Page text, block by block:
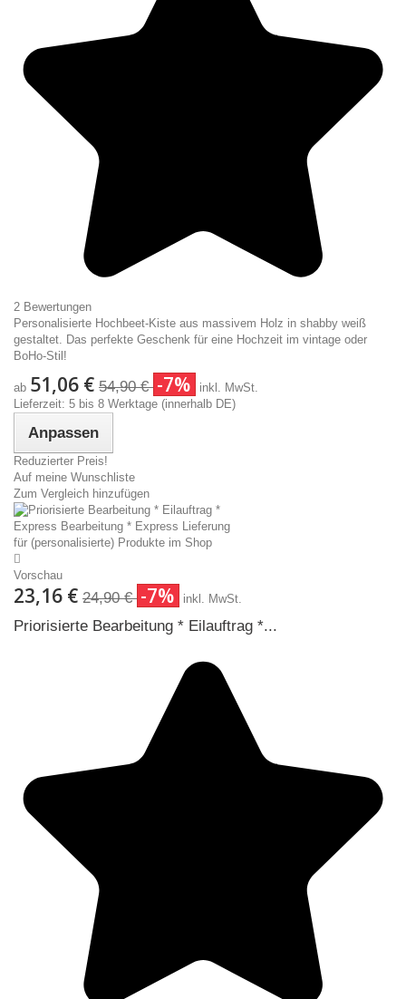
2 Bewertungen
Personalisierte Hochbeet-Kiste aus massivem Holz in shabby weiß
gestaltet. Das perfekte Geschenk für eine Hochzeit im vintage oder
BoHo-Stil!
ab 51,06 € 54,90 € -7%
inkl. MwSt.
Lieferzeit: 5 bis 8 Werktage (innerhalb DE)
Anpassen
Reduzierter Preis!
Auf meine Wunschliste
Zum Vergleich hinzufügen
Vorschau
23,16 € 24,90 € -7% inkl. MwSt.
Priorisierte Bearbeitung * Eilauftrag *...